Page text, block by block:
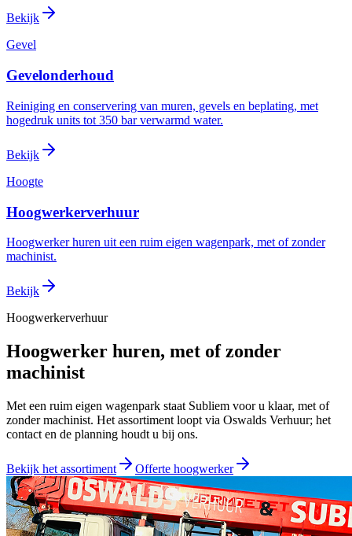
Bekijk
Gevel
Gevelonderhoud
Reiniging en conservering van muren, gevels en beplating, met
hogedruk units tot 350 bar verwarmd water.
Bekijk
Hoogte
Hoogwerkerverhuur
Hoogwerker huren uit een ruim eigen wagenpark, met of zonder
machinist.
Bekijk
Hoogwerkerverhuur
Hoogwerker huren, met of zonder
machinist
Met een ruim eigen wagenpark staat Subliem voor u klaar, met of
zonder machinist. Het assortiment loopt via Oswalds Verhuur; het
contact en de planning houdt u bij ons.
Bekijk het assortiment Offerte hoogwerker